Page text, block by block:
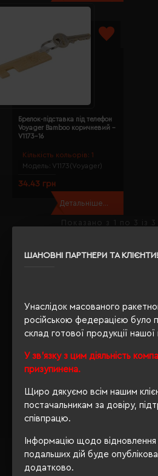
ШАНОВНІ ПАРТНЕРИ ТА КЛІЄНТИ!
Унаслідок масованого
російською федерацією було
склад готової продукції нашої
У зв'язку з цим діяльність
призупинена.
Щиро дякуємо всім нашим
постачальникам за довіру,
співпрацю.
Інформацію щодо відновлення
подальших дій буде
додатково.
оптом?
На даний момент у нас є, що Вам
категорії Брелоки і ключниці.
Брелоки і ключниці
матеріал бамбук;
Звертаємо Вашу увагу, що з
кількість даного товару
+380444928603, і наші
проконсультують і підберуть
варіант.
Кількість кольорів: 1
Модель: V1173(Voyager)
Брелок-підставка під телефон
Voyager Bamboo коричневий -
V1173-16
34.43 грн
Детальніше...
Показано з 1 по 3 із 3